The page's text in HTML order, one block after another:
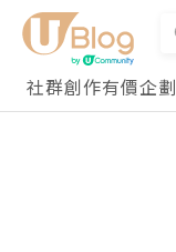
社群創作有價企劃